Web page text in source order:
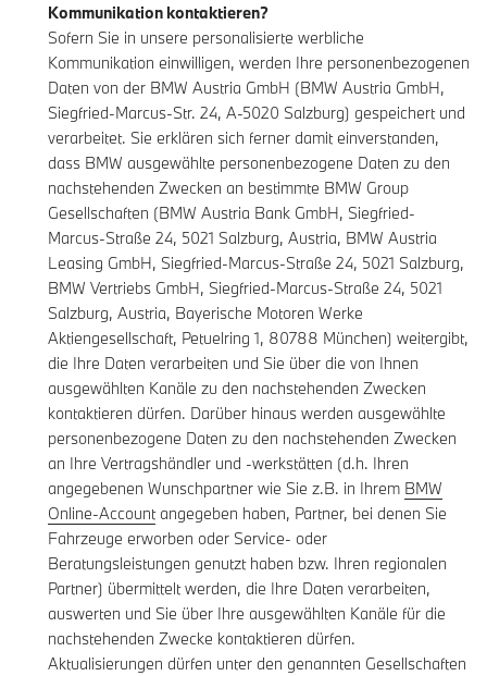
Kommunikation kontaktieren?
Sofern Sie in unsere personalisierte werbliche
Kommunikation einwilligen, werden Ihre personenbezogenen
Daten von der BMW Austria GmbH (BMW Austria GmbH,
Siegfried-Marcus-Str. 24, A-5020 Salzburg) gespeichert und
verarbeitet. Sie erklären sich ferner damit einverstanden,
dass BMW ausgewählte personenbezogene Daten zu den
nachstehenden Zwecken an bestimmte BMW Group
Gesellschaften (BMW Austria Bank GmbH, Siegfried-
Marcus-Straße 24, 5021 Salzburg, Austria, BMW Austria
Leasing GmbH, Siegfried-Marcus-Straße 24, 5021 Salzburg,
BMW Vertriebs GmbH, Siegfried-Marcus-Straße 24, 5021
Salzburg, Austria, Bayerische Motoren Werke
Aktiengesellschaft, Petuelring 1, 80788 München) weitergibt,
die Ihre Daten verarbeiten und Sie über die von Ihnen
ausgewählten Kanäle zu den nachstehenden Zwecken
kontaktieren dürfen. Darüber hinaus werden ausgewählte
personenbezogene Daten zu den nachstehenden Zwecken
an Ihre Vertragshändler und -werkstätten (d.h. Ihren
angegebenen Wunschpartner wie Sie z.B. in Ihrem BMW
Online-Accountangegeben haben, Partner, bei denen Sie
Fahrzeuge erworben oder Service- oder
Beratungsleistungen genutzt haben bzw. Ihren regionalen
Partner) übermittelt werden, die Ihre Daten verarbeiten,
auswerten und Sie über Ihre ausgewählten Kanäle für die
nachstehenden Zwecke kontaktieren dürfen.
Aktualisierungen dürfen unter den genannten Gesellschaften